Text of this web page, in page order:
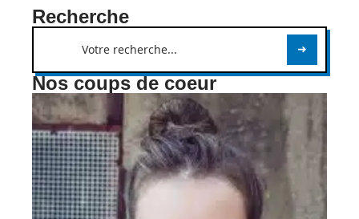
Recherche
Nos coups de coeur